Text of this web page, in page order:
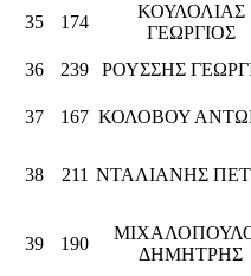
35 174
ΚΟΥΛΟΛΙΑΣ
ΓΕΩΡΓΙΟΣ
36 239 ΡΟΥΣΣΗΣ
37
167 ΚΟΛΟΒΟΥ
38 211 ΝΤΑΛΙΑΝΗΣ
39 190
ΔΗΜΗΤΡΗΣ